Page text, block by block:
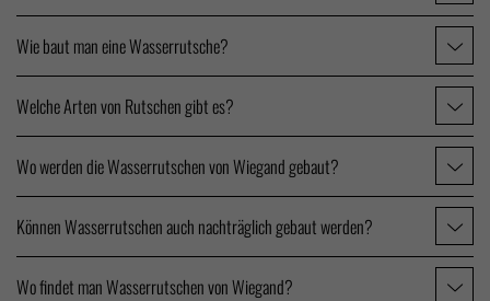
Wie baut man eine Wasserrutsche?
Welche Arten von Rutschen gibt es?
Wo werden die Wasserrutschen von Wiegand gebaut?
Können Wasserrutschen auch nachträglich gebaut werden?
Wo findet man Wasserrutschen von Wiegand?